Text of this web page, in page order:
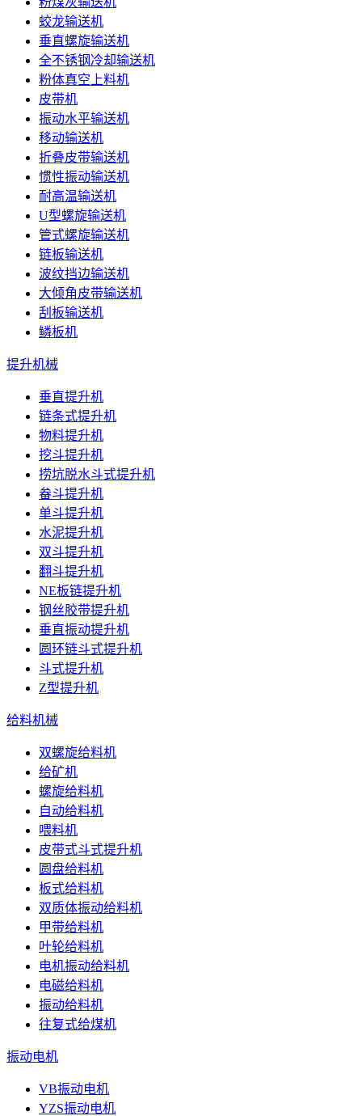
蛟龙输送机
垂直螺旋输送机
全不锈钢冷却输送机
粉体真空上料机
皮带机
振动水平输送机
移动输送机
折叠皮带输送机
惯性振动输送机
耐高温输送机
U型螺旋输送机
管式螺旋输送机
链板输送机
波纹挡边输送机
大倾角皮带输送机
刮板输送机
鳞板机
提升机械
垂直提升机
链条式提升机
物料提升机
挖斗提升机
捞坑脱水斗式提升机
畚斗提升机
单斗提升机
水泥提升机
双斗提升机
翻斗提升机
NE板链提升机
钢丝胶带提升机
垂直振动提升机
圆环链斗式提升机
斗式提升机
Z型提升机
给料机械
双螺旋给料机
给矿机
螺旋给料机
自动给料机
喂料机
皮带式斗式提升机
圆盘给料机
板式给料机
双质体振动给料机
甲带给料机
叶轮给料机
电机振动给料机
电磁给料机
振动给料机
往复式给煤机
振动电机
VB振动电机
YZS振动电机